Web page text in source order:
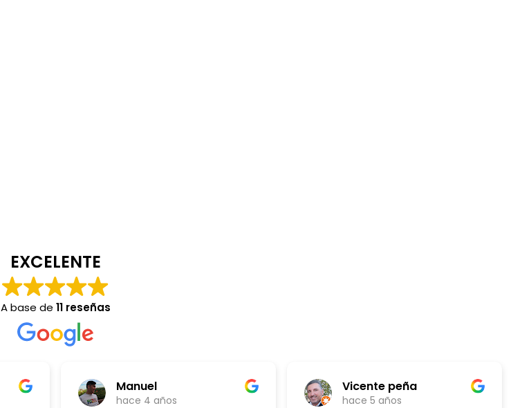
EXCELENTE
A base de 11 reseñas
Manuel
hace 4 años
Vicente peña
hace 5 años